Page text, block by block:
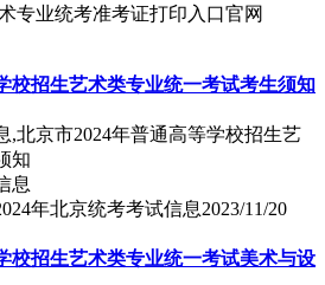
专业统考准考证打印入口官网
校招生艺术类专业统一考试考生须知
,北京市2024年普通高等学校招生艺
知
年北京统考考试信息2023/11/20
校招生艺术类专业统一考试美术与设